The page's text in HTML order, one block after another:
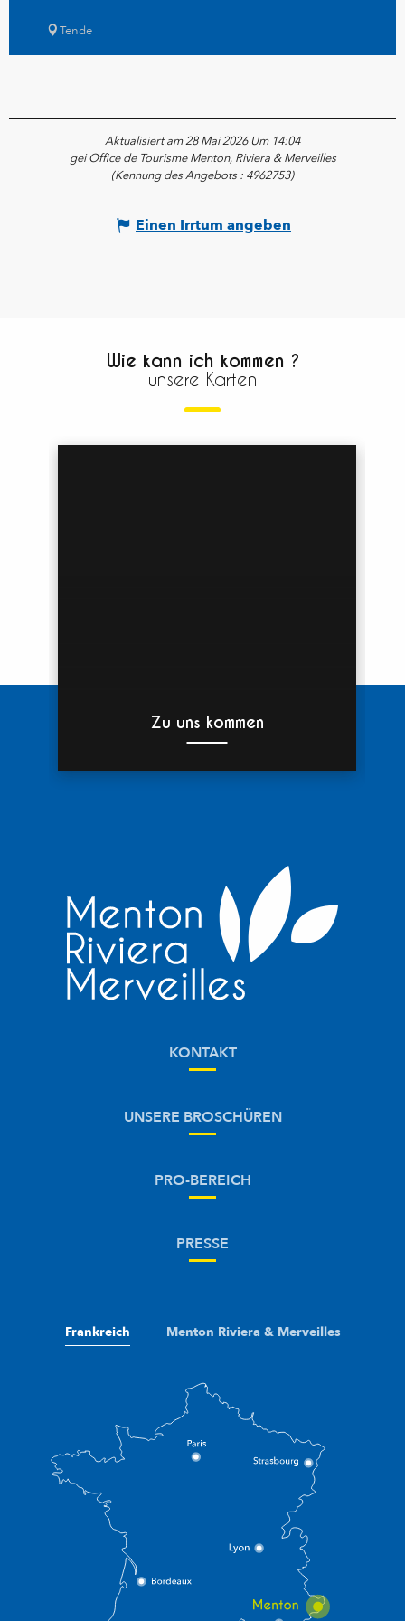
Tende
Aktualisiert am 28 Mai 2026 Um 14:04
gei Office de Tourisme Menton, Riviera & Merveilles
(Kennung des Angebots : 4962753)
Einen Irrtum angeben
Wie kann ich kommen ?
unsere Karten
Zu uns kommen
KONTAKT
UNSERE BROSCHÜREN
PRO-BEREICH
PRESSE
Frankreich Menton Riviera & Merveilles